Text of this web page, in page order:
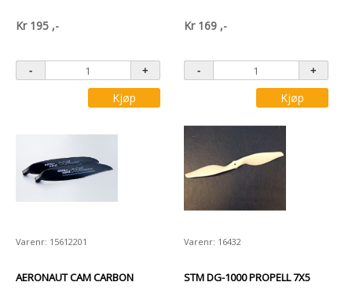
Kr 195 ,-
Kjøp
Kr 169 ,-
Kjøp
Varenr: 15612201
AERONAUT CAM CARBON
Varenr: 16432
STM DG-1000 PROPELL 7X5